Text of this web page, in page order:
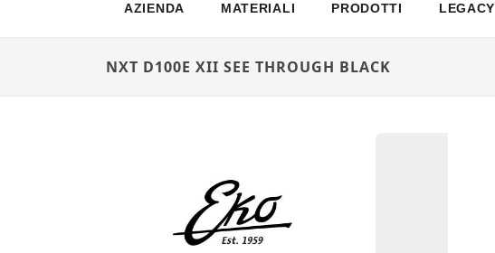
AZIENDA MATERIALI PRODOTTI LEGACY
NXT D100E XII SEE THROUGH BLACK